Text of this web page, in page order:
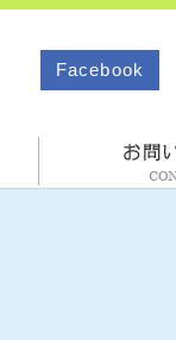
Facebook